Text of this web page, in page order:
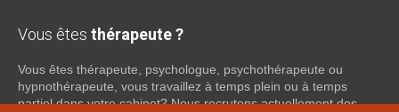
Vous êtes thérapeute ?
Vous êtes thérapeute, psychologue, psychothérapeute ou
hypnothérapeute, vous travaillez à temps plein ou à temps
partiel dans votre cabinet? Nous recrutons actuellement des